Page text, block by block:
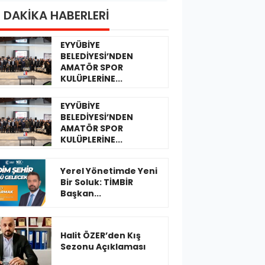
HABERLERİ
EYYÜBİYE
BELEDİYESİ’NDEN
AMATÖR SPOR
KULÜPLERİNE...
EYYÜBİYE
BELEDİYESİ’NDEN
AMATÖR SPOR
KULÜPLERİNE...
Yerel Yönetimde Yeni
Bir Soluk: TİMBİR
Başkan...
Halit ÖZER’den Kış
Sezonu Açıklaması